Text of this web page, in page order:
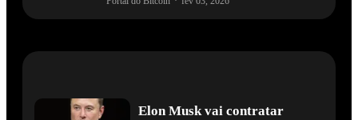
Elon Musk vai contratar